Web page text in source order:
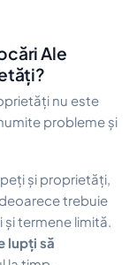
Ale
nu este
probleme și
și proprietăți,
trebuie
termene limită.
lupți să